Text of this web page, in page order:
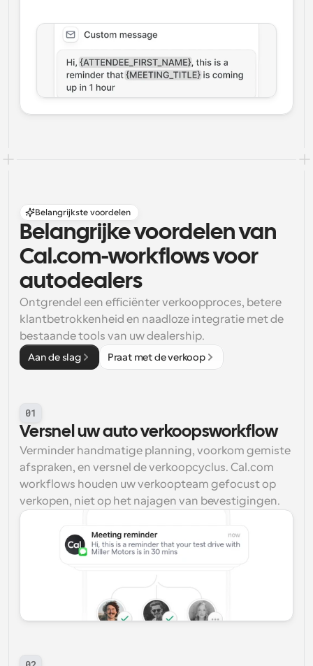
Belangrijkste voordelen
Belangrijke voordelen van
Cal.com-workflows voor
autodealers
Ontgrendel een efficiënter verkoopproces, betere
klantbetrokkenheid en naadloze integratie met de
bestaande tools van uw dealership.
Aan de slag Praat met de verkoop
01
Versnel uw auto verkoopsworkflow
Verminder handmatige planning, voorkom gemiste
afspraken, en versnel de verkoopcyclus. Cal.com
workflows houden uw verkoopteam gefocust op
verkopen, niet op het najagen van bevestigingen.